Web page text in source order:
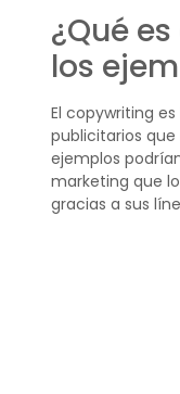
¿Qué
los
El copywriting
publicitarios
ejemplos
marketing que
gracias a sus